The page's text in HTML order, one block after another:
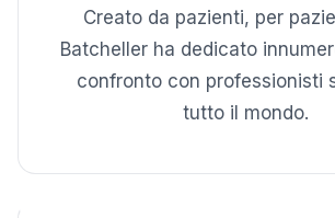
Creato da pazienti, per
Batcheller ha dedicato
confronto con professionisti
tutto il mondo.